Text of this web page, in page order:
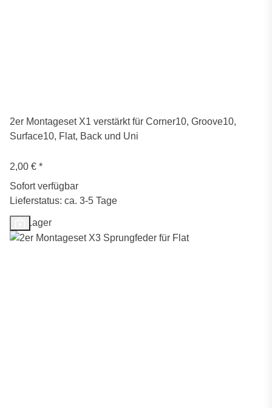
2er Montageset X1 verstärkt für Corner10, Groove10,
Surface10, Flat, Back und Uni
2,00 € *
Sofort verfügbar
Lieferstatus: ca. 3-5 Tage
Auf Lager